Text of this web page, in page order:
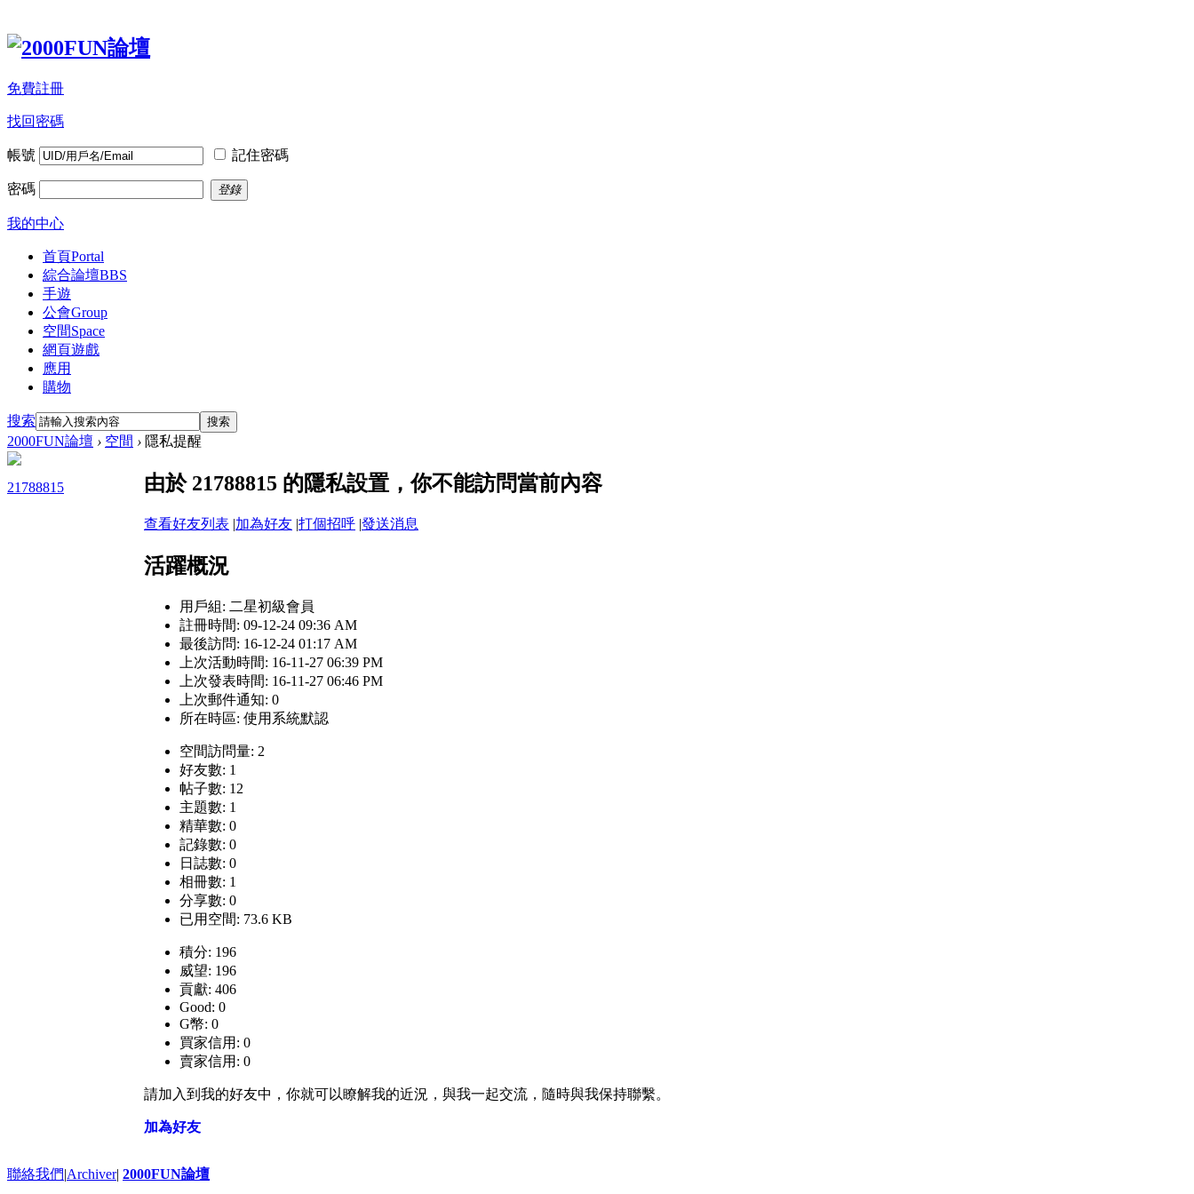
免費註冊
找回密碼
帳號 記住密碼
密碼 登錄
我的中心
首頁Portal
綜合論壇BBS
手遊
公會Group
空間Space
網頁遊戲
應用
購物
搜索 搜索
2000FUN論壇 › 空間 › 隱私提醒
21788815 由於 21788815 的隱私設置，你不能訪問當前內容
查看好友列表 |加為好友 |打個招呼 |發送消息
活躍概況
用戶組: 二星初級會員
註冊時間: 09-12-24 09:36 AM
最後訪問: 16-12-24 01:17 AM
上次活動時間: 16-11-27 06:39 PM
上次發表時間: 16-11-27 06:46 PM
上次郵件通知: 0
所在時區: 使用系統默認
空間訪問量: 2
好友數: 1
帖子數: 12
主題數: 1
精華數: 0
記錄數: 0
日誌數: 0
相冊數: 1
分享數: 0
已用空間: 73.6 KB
積分: 196
威望: 196
貢獻: 406
Good: 0
G幣: 0
買家信用: 0
賣家信用: 0
請加入到我的好友中，你就可以瞭解我的近況，與我一起交流，隨時與我保持聯繫。
加為好友
聯絡我們|Archiver| 2000FUN論壇